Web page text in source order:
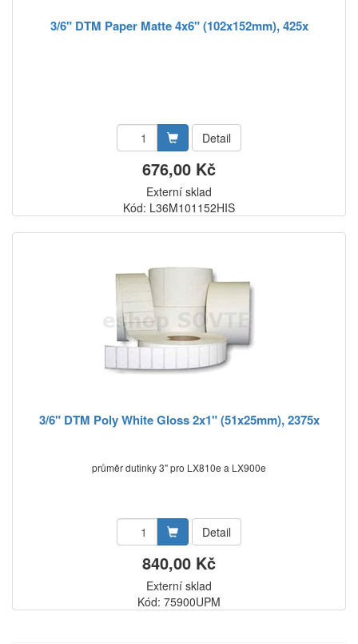
3/6" DTM Paper Matte 4x6" (102x152mm), 425x
Detail
676,00 Kč
Externí sklad
Kód: L36M101152HIS
3/6" DTM Poly White Gloss 2x1" (51x25mm), 2375x
průměr dutinky 3" pro LX810e a LX900e
Detail
840,00 Kč
Externí sklad
Kód: 75900UPM